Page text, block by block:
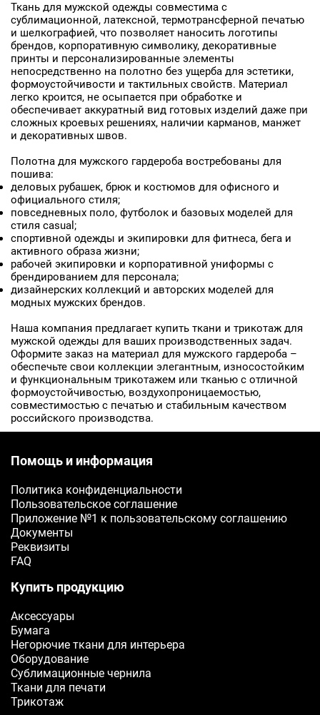
Ткань для мужской одежды совместима с
сублимационной, латексной, термотрансферной печатью
и шелкографией, что позволяет наносить логотипы
брендов, корпоративную символику, декоративные
принты и персонализированные элементы
непосредственно на полотно без ущерба для эстетики,
формоустойчивости и тактильных свойств. Материал
легко кроится, не осыпается при обработке и
обеспечивает аккуратный вид готовых изделий даже при
сложных кроевых решениях, наличии карманов, манжет
и декоративных швов.
Полотна для мужского гардероба востребованы для
пошива:
деловых рубашек, брюк и костюмов для офисного и
официального стиля;
повседневных поло, футболок и базовых моделей для
стиля casual;
спортивной одежды и экипировки для фитнеса, бега и
активного образа жизни;
рабочей экипировки и корпоративной униформы с
брендированием для персонала;
дизайнерских коллекций и авторских моделей для
модных мужских брендов.
Наша компания предлагает купить ткани и трикотаж для
мужской одежды для ваших производственных задач.
Оформите заказ на материал для мужского гардероба –
обеспечьте свои коллекции элегантным, износостойким
и функциональным трикотажем или тканью с отличной
формоустойчивостью, воздухопроницаемостью,
совместимостью с печатью и стабильным качеством
российского производства.
Помощь и информация
Политика конфиденциальности
Пользовательское соглашение
Приложение №1 к пользовательскому соглашению
Документы
Реквизиты
FAQ
Купить продукцию
Аксессуары
Бумага
Негорючие ткани для интерьера
Оборудование
Сублимационные чернила
Ткани для печати
Трикотаж